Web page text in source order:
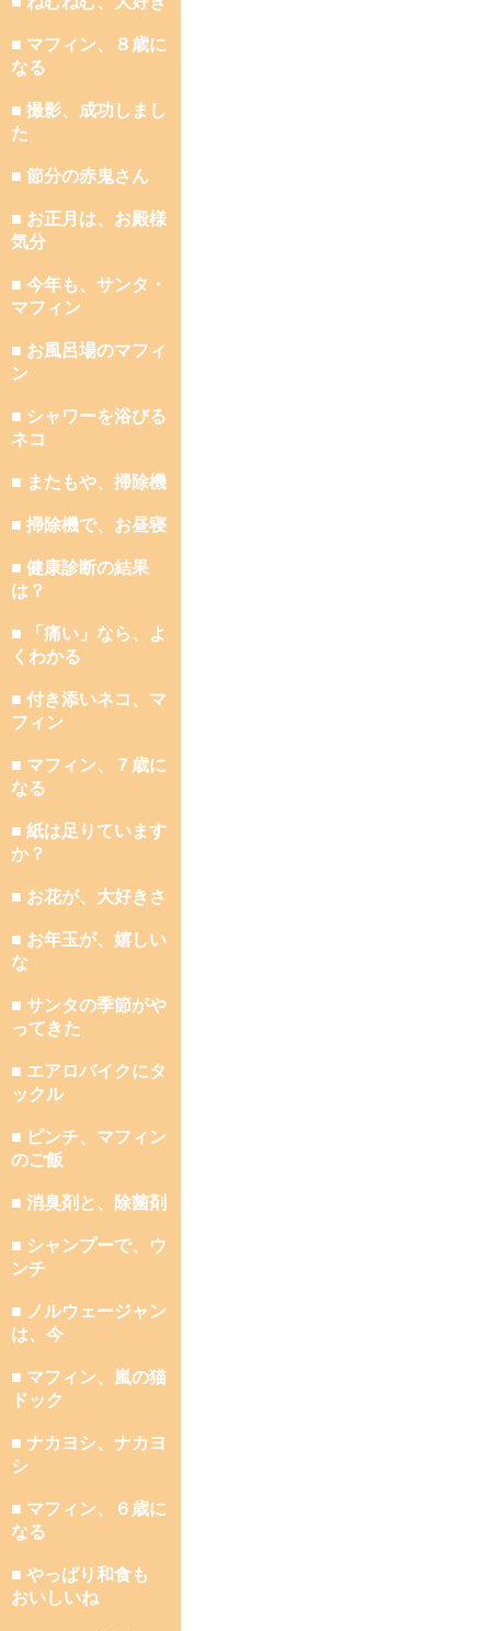
■ マフィン、８歳に
なる
■ 撮影、成功しまし
た
■ 節分の赤鬼さん
■ お正月は、お殿様
気分
■ 今年も、サンタ・
マフィン
■ お風呂場のマフィ
ン
■ シャワーを浴びる
ネコ
■ またもや、掃除機
■ 掃除機で、お昼寝
■ 健康診断の結果
は？
■ 「痛い」なら、よ
くわかる
■ 付き添いネコ、マ
フィン
■ マフィン、７歳に
なる
■ 紙は足りています
か？
■ お花が、大好きさ
■ お年玉が、嬉しい
な
■ サンタの季節がや
ってきた
■ エアロバイクにタ
ックル
■ ピンチ、マフィン
のご飯
■ 消臭剤と、除菌剤
■ シャンプーで、ウ
ンチ
■ ノルウェージャン
は、今
■ マフィン、嵐の猫
ドック
■ ナカヨシ、ナカヨ
シ
■ マフィン、６歳に
なる
■ やっぱり和食も
おいしいね